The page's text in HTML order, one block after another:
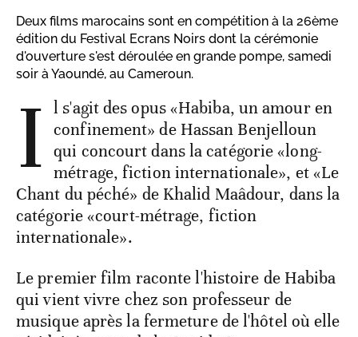
Deux films marocains sont en compétition à la 26ème
édition du Festival Ecrans Noirs dont la cérémonie
d'ouverture s'est déroulée en grande pompe, samedi
soir à Yaoundé, au Cameroun.
I l s'agit des opus «Habiba, un amour en
confinement» de Hassan Benjelloun
qui concourt dans la catégorie «long-
métrage, fiction internationale», et «Le
Chant du péché» de Khalid Maâdour, dans la
catégorie «court-métrage, fiction
internationale».
Le premier film raconte l'histoire de Habiba
qui vient vivre chez son professeur de
musique après la fermeture de l'hôtel où elle